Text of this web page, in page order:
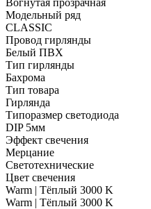
Модельный ряд
CLASSIC
Провод гирлянды
Белый ПВХ
Тип гирлянды
Бахрома
Тип товара
Гирлянда
Типоразмер светодиода
DIP 5мм
Эффект свечения
Мерцание
Светотехнические
Цвет свечения
Warm | Тёплый 3000 K
Warm | Тёплый 3000 K